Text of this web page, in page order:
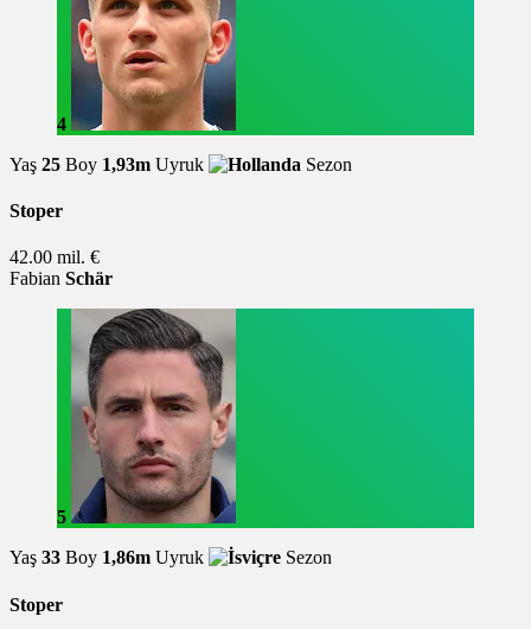
4
Yaş 25 Boy 1,93m Uyruk Sezon
Stoper
42.00 mil. €
Fabian Schär
5
Yaş 33 Boy 1,86m Uyruk Sezon
Stoper